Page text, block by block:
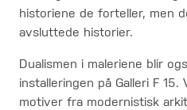
historiene de forteller, men
avsluttede historier.
Dualismen i maleriene blir
installeringen på Galleri F 15.
motiver fra modernistisk